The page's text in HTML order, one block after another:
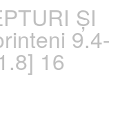
ȘI
9.4-
16